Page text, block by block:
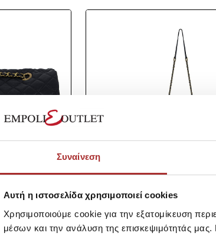
Συναίνεση
Αυτή η ιστοσελίδα χρησιμοποιεί cookies
Χρησιμοποιούμε cookie για την εξατομίκευση
μέσων και την ανάλυση της επισκεψιμότητάς